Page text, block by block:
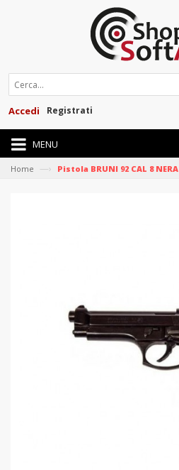
Registrati
Accedi
MENU
Home —› Pistola BRUNI 92 CAL 8 NERA